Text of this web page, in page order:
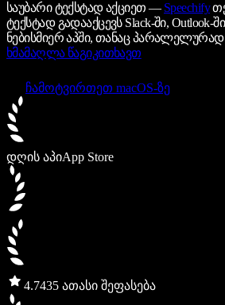
საუბარი ტექსტად აქციეთ — Speechify
ტექსტად გადააქცევს Slack-ში, Outlook-
ნებისმიერ აპში, თანაც პარალელურად
ხმამაღლა წაგიკითხავთ
ჩამოტვირთეთ macOS-ზე
დღის აპიApp Store
4.7435 ათასი შეფასება